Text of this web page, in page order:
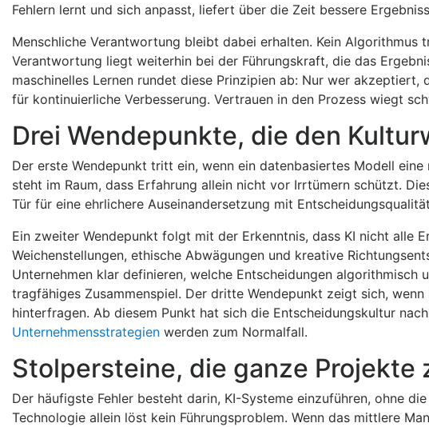
Fehlern lernt und sich anpasst, liefert über die Zeit bessere
Menschliche Verantwortung bleibt dabei erhalten. Kein Algorithmus
Verantwortung liegt weiterhin bei der Führungskraft, die das
maschinelles Lernen rundet diese Prinzipien ab: Nur wer
für kontinuierliche Verbesserung. Vertrauen in den Prozess wiegt
Drei Wendepunkte, die den
Der erste Wendepunkt tritt ein, wenn ein datenbasiertes Modell
steht im Raum, dass Erfahrung allein nicht vor Irrtümern schützt.
Tür für eine ehrlichere Auseinandersetzung mit
Ein zweiter Wendepunkt folgt mit der Erkenntnis, dass KI nicht alle
Weichenstellungen, ethische Abwägungen und kreative
Unternehmen klar definieren, welche Entscheidungen
tragfähiges Zusammenspiel. Der dritte Wendepunkt zeigt sich,
hinterfragen. Ab diesem Punkt hat sich die Entscheidungskultur
Unternehmensstrategien werden zum Normalfall.
Stolpersteine, die ganze Projekte
Der häufigste Fehler besteht darin, KI-Systeme einzuführen, ohne
Technologie allein löst kein Führungsproblem. Wenn das mittlere